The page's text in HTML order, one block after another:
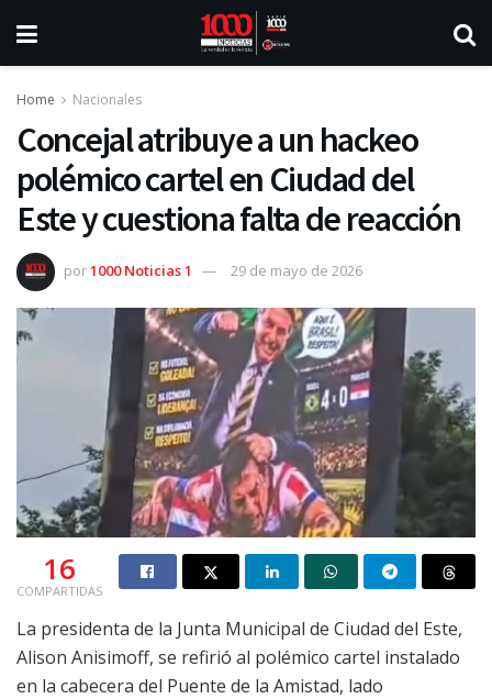
Home Nacionales
Concejal atribuye a un hackeo
polémico cartel en Ciudad del
Este y cuestiona falta de reacción
por1000 Noticias 1 29 de mayo de 2026
16
COMPARTIDAS
La presidenta de la Junta Municipal de Ciudad del Este,
Alison Anisimoff, se refirió al polémico cartel instalado
en la cabecera del Puente de la Amistad, lado